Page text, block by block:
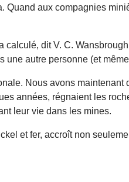
aux compagnies
dit V. C.
autre personne (et
Nous avons
années, régnaient les
leur vie dans les mines.
et fer, accroît non